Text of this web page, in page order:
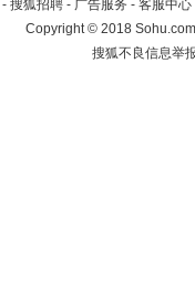
- 搜狐招聘 - 广告服务 - 客服中心
Copyright©2018
搜狐不良信息举